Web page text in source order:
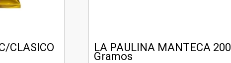
CLASICO LA PAULINA MANTECA 200
Gramos